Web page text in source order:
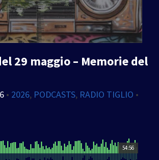
29 maggio – Memorie del
• 2026, PODCASTS, RADIO TIGLIO •
54:56